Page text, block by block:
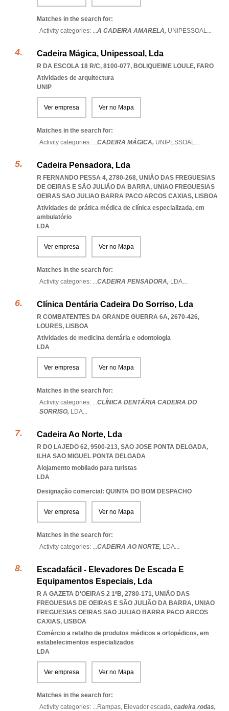
Matches in the search for:
Activity categories: ...A CADEIRA AMARELA, UNIPESSOAL...
Cadeira Mágica, Unipessoal, Lda
R DA ESCOLA 18 R/C, 8100-077, BOLIQUEIME LOULE, FARO
Atividades de arquitectura
UNIP
Ver empresa Ver no Mapa
Matches in the search for:
Activity categories: ...CADEIRA MÁGICA, UNIPESSOAL...
Cadeira Pensadora, Lda
R FERNANDO PESSA 4, 2780-268, UNIÃO DAS FREGUESIAS
DE OEIRAS E SÃO JULIÃO DA BARRA, UNIAO FREGUESIAS
OEIRAS SAO JULIAO BARRA PACO ARCOS CAXIAS, LISBOA
Atividades de prática médica de clínica especializada, em
ambulatório
LDA
Ver empresa Ver no Mapa
Matches in the search for:
Activity categories: ...CADEIRA PENSADORA, LDA...
Clínica Dentária Cadeira Do Sorriso, Lda
R COMBATENTES DA GRANDE GUERRA 6A, 2670-426,
LOURES, LISBOA
Atividades de medicina dentária e odontologia
LDA
Ver empresa Ver no Mapa
Matches in the search for:
Activity categories: ...CLÍNICA DENTÁRIA CADEIRA DO
SORRISO, LDA...
Cadeira Ao Norte, Lda
R DO LAJEDO 62, 9500-213, SAO JOSE PONTA DELGADA,
ILHA SAO MIGUEL PONTA DELGADA
Alojamento mobilado para turistas
LDA
Designação comercial: QUINTA DO BOM DESPACHO
Ver empresa Ver no Mapa
Matches in the search for:
Activity categories: ...CADEIRA AO NORTE, LDA...
Escadafácil - Elevadores De Escada E
Equipamentos Especiais, Lda
R A GAZETA D'OEIRAS 2 1ºB, 2780-171, UNIÃO DAS
FREGUESIAS DE OEIRAS E SÃO JULIÃO DA BARRA, UNIAO
FREGUESIAS OEIRAS SAO JULIAO BARRA PACO ARCOS
CAXIAS, LISBOA
Comércio a retalho de produtos médicos e ortopédicos, em
estabelecimentos especializados
LDA
Ver empresa Ver no Mapa
Matches in the search for:
Activity categories: ...Rampas, Elevador escada, cadeira rodas,